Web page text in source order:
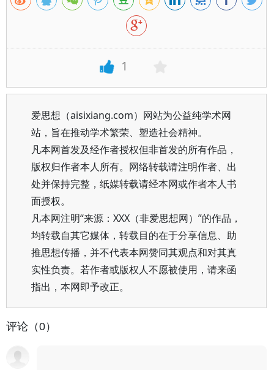
1
爱思想（aisixiang.com）网站为公益纯学术网
站，旨在推动学术繁荣、塑造社会精神。
凡本网首发及经作者授权但非首发的所有作品，
版权归作者本人所有。网络转载请注明作者、出
处并保持完整，纸媒转载请经本网或作者本人书
面授权。
凡本网注明“来源：XXX（非爱思想网）”的作品，
均转载自其它媒体，转载目的在于分享信息、助
推思想传播，并不代表本网赞同其观点和对其真
实性负责。若作者或版权人不愿被使用，请来函
指出，本网即予改正。
评论（0）